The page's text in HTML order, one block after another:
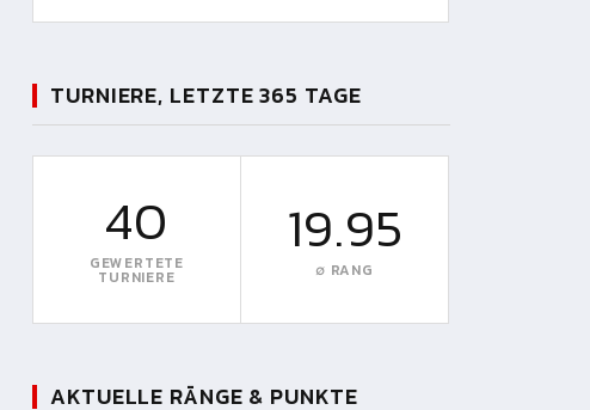
TURNIERE, LETZTE 365 TAGE
40
GEWERTETE
TURNIERE
19.95
∅ RANG
AKTUELLE RÄNGE & PUNKTE